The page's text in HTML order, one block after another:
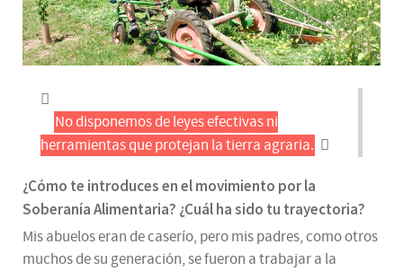
No disponemos de leyes efectivas ni
herramientas que protejan la tierra agraria.
¿Cómo te introduces en el movimiento por la
Soberanía Alimentaria? ¿Cuál ha sido tu trayectoria?
Mis abuelos eran de caserío, pero mis padres, como otros
muchos de su generación, se fueron a trabajar a la